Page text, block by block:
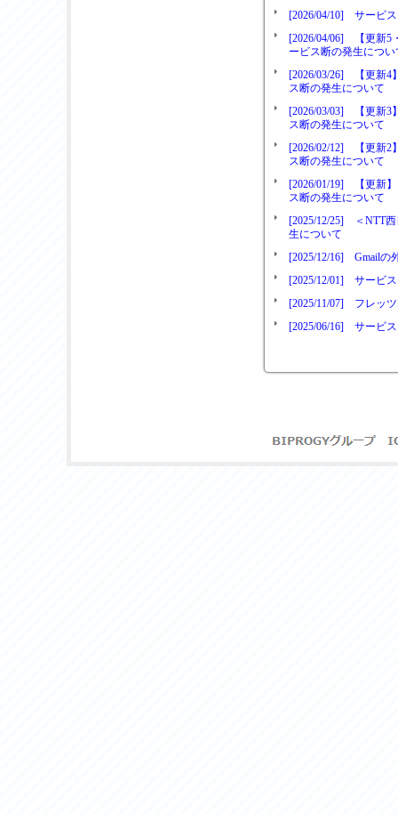
[2026/04/10] サービ
[2026/04/06] 【更新5
ービス断の発生につい
[2026/03/26] 【更新4
ス断の発生について
[2026/03/03] 【更新3
ス断の発生について
[2026/02/12] 【更新2
ス断の発生について
[2026/01/19] 【更新
ス断の発生について
[2025/12/25] ＜NTT
生について
[2025/12/16] Gmailの
[2025/12/01] サービ
[2025/11/07] フレッ
[2025/06/16] サービ